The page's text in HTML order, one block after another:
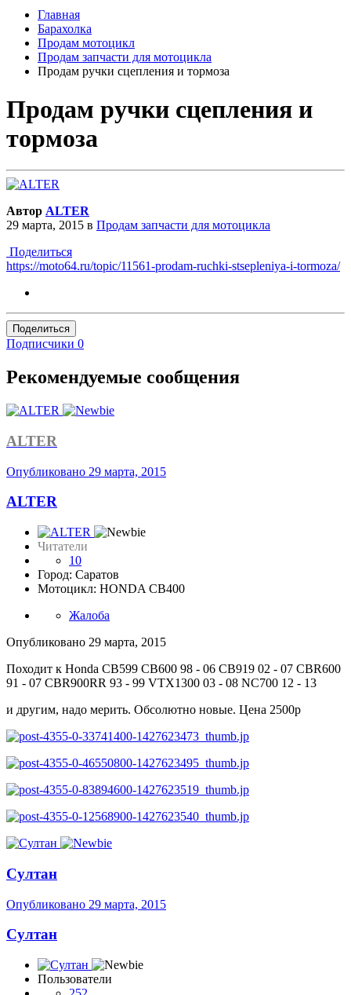
Главная
Барахолка
Продам мотоцикл
Продам запчасти для мотоцикла
Продам ручки сцепления и тормоза
Продам ручки сцепления и
тормоза
Автор ALTER
29 марта, 2015 в Продам запчасти для мотоцикла
Поделиться
https://moto64.ru/topic/11561-prodam-ruchki-stsepleniya-i-tormoza/
Поделиться
Подписчики 0
Рекомендуемые сообщения
ALTER
Опубликовано 29 марта, 2015
ALTER
Читатели
10
Город: Саратов
Мотоцикл: HONDA CB400
Жалоба
Опубликовано 29 марта, 2015
Походит к Honda CB599 CB600 98 - 06 CB919 02 - 07 CBR600
91 - 07 CBR900RR 93 - 99 VTX1300 03 - 08 NC700 12 - 13
и другим, надо мерить. Обсолютно новые. Цена 2500р
Султан
Опубликовано 29 марта, 2015
Султан
Пользователи